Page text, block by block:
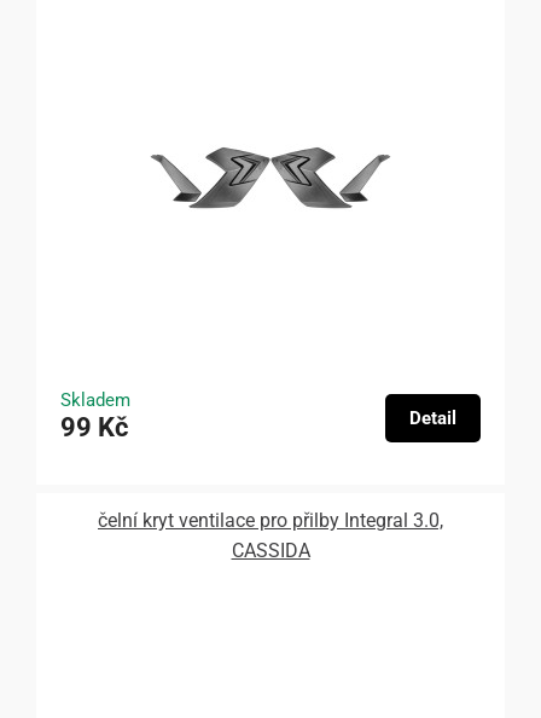
Skladem
99 Kč Detail
čelní kryt ventilace pro přilby Integral 3.0,
CASSIDA